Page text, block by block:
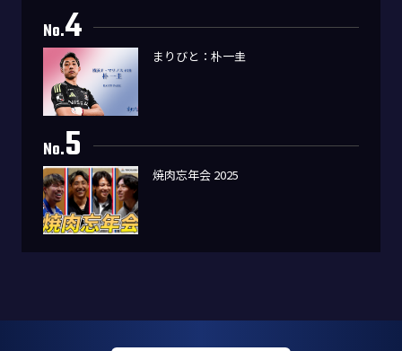
No.4
まりびと：朴一圭
No.5
焼肉忘年会 2025